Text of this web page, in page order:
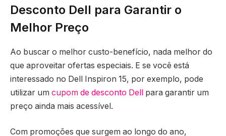
Desconto Dell para Garantir o
Melhor Preço
Ao buscar o melhor custo-benefício, nada melhor do
que aproveitar ofertas especiais. E se você está
interessado no Dell Inspiron 15, por exemplo, pode
utilizar um cupom de desconto Dell para garantir um
preço ainda mais acessível.
Com promoções que surgem ao longo do ano,